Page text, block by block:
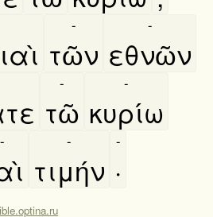
τῶν
-
εθνῶν
-
τῶ
-
κυρίω
-
-
τιμήν
-
·
-